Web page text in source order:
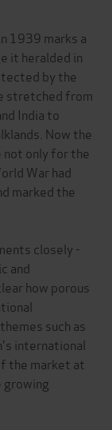
1939 marks a
it heralded in
by the
stretched from
India to
Now the
not only for the
War had
marked the
closely -
and
how porous
such as
international
the market at